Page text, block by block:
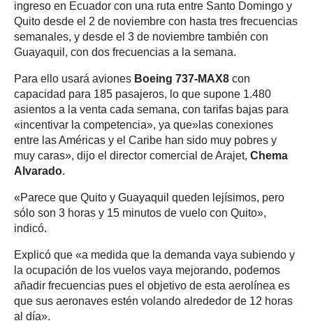
ingreso en Ecuador con una ruta entre Santo Domingo y
Quito desde el 2 de noviembre con hasta tres frecuencias
semanales, y desde el 3 de noviembre también con
Guayaquil, con dos frecuencias a la semana.
Para ello usará aviones Boeing 737-MAX8 con
capacidad para 185 pasajeros, lo que supone 1.480
asientos a la venta cada semana, con tarifas bajas para
«incentivar la competencia», ya que»las conexiones
entre las Américas y el Caribe han sido muy pobres y
muy caras», dijo el director comercial de Arajet, Chema
Alvarado.
«Parece que Quito y Guayaquil queden lejísimos, pero
sólo son 3 horas y 15 minutos de vuelo con Quito»,
indicó.
Explicó que «a medida que la demanda vaya subiendo y
la ocupación de los vuelos vaya mejorando, podemos
añadir frecuencias pues el objetivo de esta aerolínea es
que sus aeronaves estén volando alrededor de 12 horas
al día».